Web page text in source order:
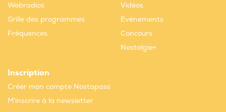
Webradios
Grille des programmes
Fréquences
Vidéos
Evènements
Concours
Nostalgie+
Inscription
Créer mon compte Nostapass
M'inscrire à la newsletter